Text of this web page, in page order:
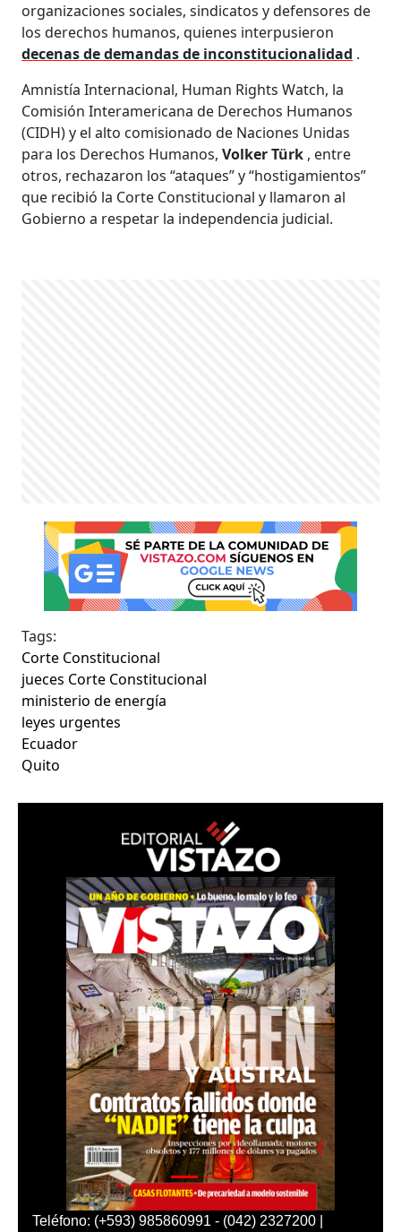
organizaciones sociales, sindicatos y defensores de
los derechos humanos, quienes interpusieron
decenas de demandas de inconstitucionalidad .
Amnistía Internacional, Human Rights Watch, la
Comisión Interamericana de Derechos Humanos
(CIDH) y el alto comisionado de Naciones Unidas
para los Derechos Humanos,Volker Türk , entre
otros, rechazaron los “ataques” y “hostigamientos”
que recibió la Corte Constitucional y llamaron al
Gobierno a respetar la independencia judicial.
Tags:
Corte Constitucional
jueces Corte Constitucional
ministerio de energía
leyes urgentes
Ecuador
Quito
Teléfono: (+593) 985860991 - (042) 2327200 |